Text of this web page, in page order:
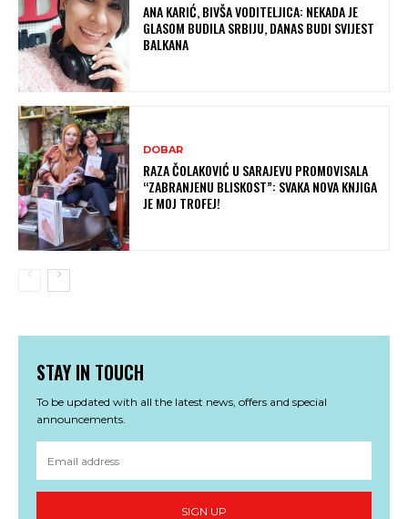
ANA KARIĆ, BIVŠA VODITELJICA: NEKADA JE
GLASOM BUDILA SRBIJU, DANAS BUDI SVIJEST
BALKANA
DOBAR
RAZA ČOLAKOVIĆ U SARAJEVU PROMOVISALA
“ZABRANJENU BLISKOST”: SVAKA NOVA KNJIGA
JE MOJ TROFEJ!
STAY IN TOUCH
To be updated with all the latest news, offers and special
announcements.
SIGN UP